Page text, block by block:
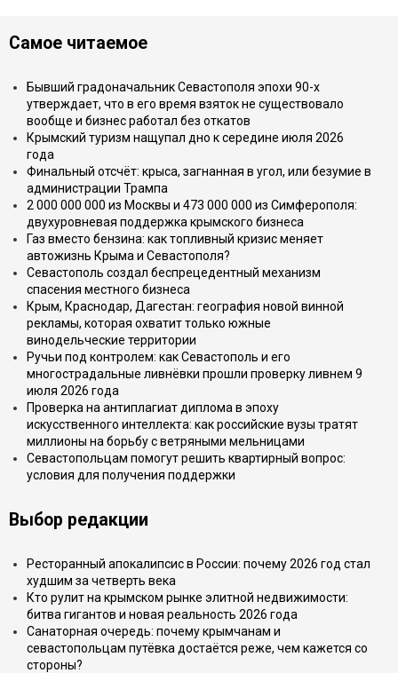
Самое читаемое
Бывший градоначальник Севастополя эпохи 90-х
утверждает, что в его время взяток не существовало
вообще и бизнес работал без откатов
Крымский туризм нащупал дно к середине июля 2026
года
Финальный отсчёт: крыса, загнанная в угол, или безумие в
администрации Трампа
2 000 000 000 из Москвы и 473 000 000 из Симферополя:
двухуровневая поддержка крымского бизнеса
Газ вместо бензина: как топливный кризис меняет
автожизнь Крыма и Севастополя?
Севастополь создал беспрецедентный механизм
спасения местного бизнеса
Крым, Краснодар, Дагестан: география новой винной
рекламы, которая охватит только южные
винодельческие территории
Ручьи под контролем: как Севастополь и его
многострадальные ливнёвки прошли проверку ливнем 9
июля 2026 года
Проверка на антиплагиат диплома в эпоху
искусственного интеллекта: как российские вузы тратят
миллионы на борьбу с ветряными мельницами
Севастопольцам помогут решить квартирный вопрос:
условия для получения поддержки
Выбор редакции
Ресторанный апокалипсис в России: почему 2026 год стал
худшим за четверть века
Кто рулит на крымском рынке элитной недвижимости:
битва гигантов и новая реальность 2026 года
Санаторная очередь: почему крымчанам и
севастопольцам путёвка достаётся реже, чем кажется со
стороны?